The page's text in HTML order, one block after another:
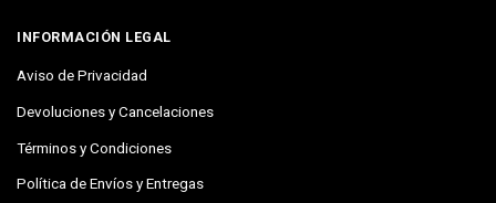
INFORMACIÓN LEGAL
Aviso de Privacidad
Devoluciones y Cancelaciones
Términos y Condiciones
Política de Envíos y Entregas